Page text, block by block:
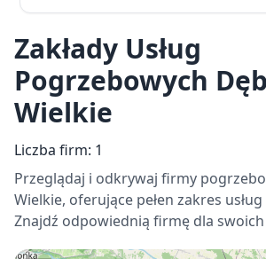
Zakłady Usług
Pogrzebowych
Wielkie
Liczba firm: 1
Przeglądaj i odkrywaj firmy
Wielkie, oferujące pełen zakres
Znajdź odpowiednią firmę dla